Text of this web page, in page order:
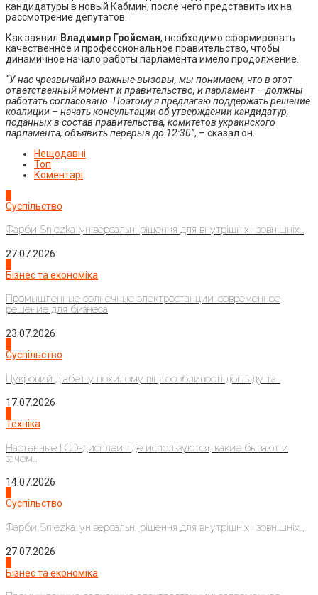
кандидатуры в новый Кабмин, после чего представить их на
рассмотрение депутатов.
Как заявил Владимир Гройсман, необходимо сформировать
качественное и профессиональное правительство, чтобы
динамичное начало работы парламента имело продолжение.
“У нас чрезвычайно важные вызовы, мы понимаем, что в этот
ответственный момент и правительство, и парламент – должны
работать согласовано. Поэтому я предлагаю поддержать решение
коалиции – начать консультации об утверждении кандидатур,
поданных в состав правительства, комитетов украинского
парламента, объявить перерыв до 12:30”, – сказал он.
Нещодавні
Топ
Коментарі
Суспільство
Фарби Sniezka: універсальні рішення для внутрішніх і зовнішніх...
27.07.2026
Бізнес та економіка
Промышленные солнечные электростанции: современное
решение для бизнеса
23.07.2026
Суспільство
Цукровий діабет у похилому віці: особливості догляду та...
17.07.2026
Техніка
Настенные LCD-дисплеи: где используются, какие бывают и
зачем...
14.07.2026
Суспільство
Фарби Sniezka: універсальні рішення для внутрішніх і зовнішніх...
27.07.2026
Бізнес та економіка